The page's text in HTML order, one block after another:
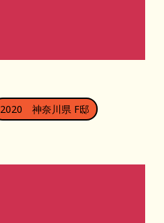
2020 神奈川県 F邸